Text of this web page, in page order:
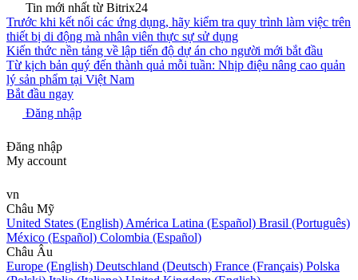
Tin mới nhất từ Bitrix24
Trước khi kết nối các ứng dụng, hãy kiểm tra quy trình làm việc trên
thiết bị di động mà nhân viên thực sự sử dụng
Kiến thức nền tảng về lập tiến độ dự án cho người mới bắt đầu
Từ kịch bản quý đến thành quả mỗi tuần: Nhịp điệu nâng cao quản
lý sản phẩm tại Việt Nam
Bắt đầu ngay
Đăng nhập
Đăng nhập
My account
vn
Châu Mỹ
United States (English) América Latina (Español) Brasil (Português)
México (Español) Colombia (Español)
Châu Âu
Europe (English) Deutschland (Deutsch) France (Français) Polska